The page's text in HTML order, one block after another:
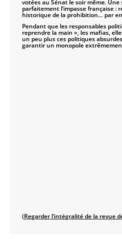
votées au Sénat le soir même.
parfaitement l’impasse française :
historique de la prohibition… par
Pendant que les responsables
reprendre la main », les mafias,
un peu plus ces politiques
garantir un monopole
(Regarder l’intégralité de la revue